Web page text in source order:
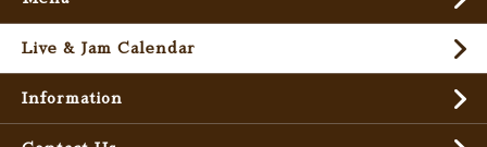
Live & Jam Calendar
Information